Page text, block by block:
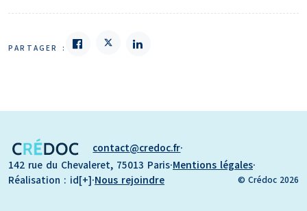
PARTAGER :
contact credoc.fr·
142 rue du Chevaleret, 75013 Paris·Mentions légales·
Réalisation : id[+]·Nous rejoindre © Crédoc 2026